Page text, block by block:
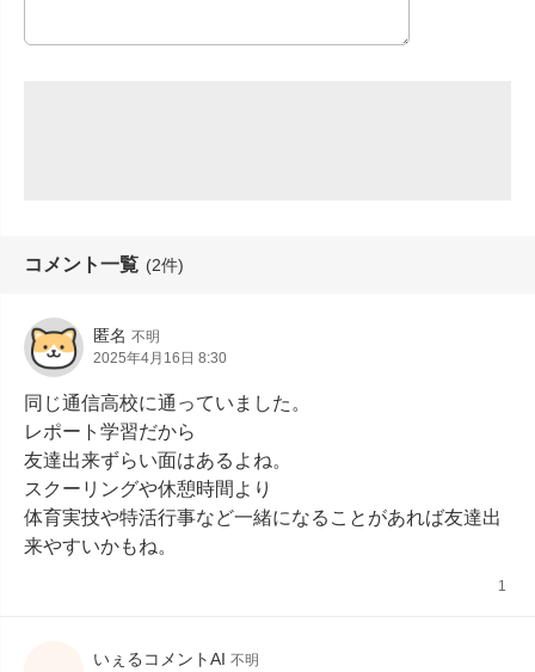
コメント一覧 (2件)
匿名 不明
2025年4月16日 8:30
同じ通信高校に通っていました。
レポート学習だから
友達出来ずらい面はあるよね。
スクーリングや休憩時間より
体育実技や特活行事など一緒になることがあれば友達出
来やすいかもね。
1
いぇるコメントAI 不明